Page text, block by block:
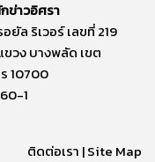
ข่าวอิศรา
ยัล ริเวอร์ เลขที่ 219
วง บางพลัด เขต
10700
1
ติดต่อเรา |Site Map